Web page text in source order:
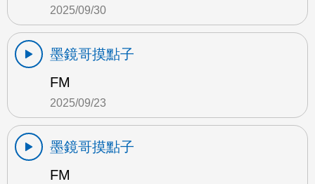
2025/09/30
墨鏡哥摸點子
FM
2025/09/23
墨鏡哥摸點子
FM